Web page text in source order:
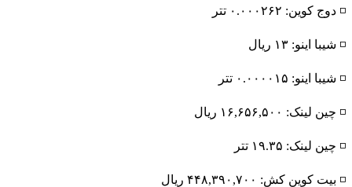
◽️ دوج کوین: ۰.۰۰۰۲۶۲ تتر
◽️ شیبا اینو: ۱۳ ریال
◽️ شیبا اینو: ۰.۰۰۰۰۱۵ تتر
◽️ چین لینک: ۱۶,۶۵۶,۵۰۰ ریال
◽️ چین لینک: ۱۹.۳۵ تتر
◽️ بیت کوین کش: ۴۴۸,۳۹۰,۷۰۰ ریال